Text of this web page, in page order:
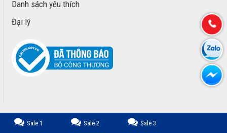
Danh sách yêu thích
Đại lý
Sale 1
Sale 2
Sale 3